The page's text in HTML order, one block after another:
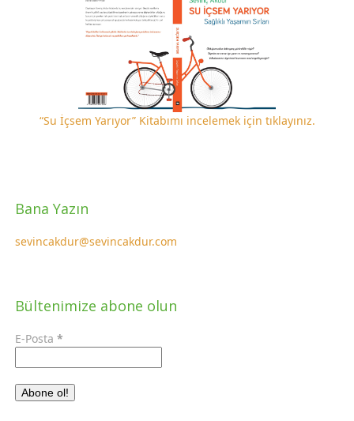
“Su İçsem Yarıyor” Kitabımı incelemek için tıklayınız.
Bana Yazın
sevincakdur@sevincakdur.com
Bültenimize abone olun
E-Posta*